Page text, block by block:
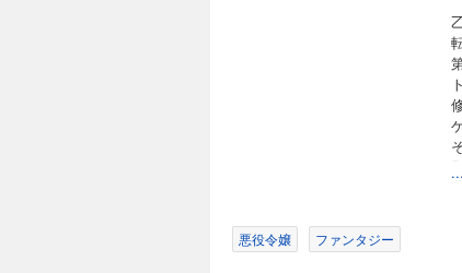
悪役令嬢 ファンタジー
悪役令嬢に転生
の悪役令嬢シ
ラヴィスと自
避したいシャ
破滅回避した
ったフェリク
悪役令嬢に
の悪役令嬢シ
ラヴィスと自分